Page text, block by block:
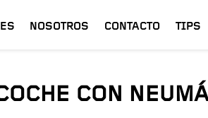
NOSOTROS CONTACTO TIPS
CON